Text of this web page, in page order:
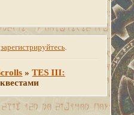
зарегистрируйтесь.
»TES III: